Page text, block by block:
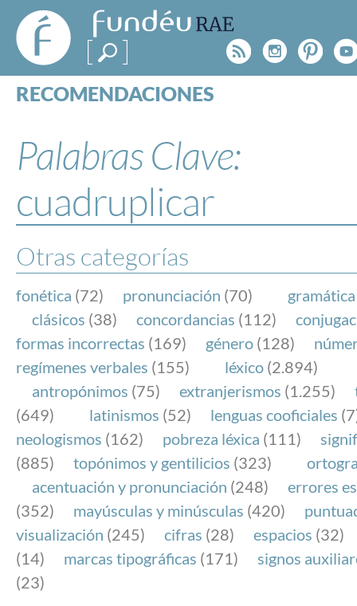
FundéuRAE
- Fundación
del Español
Urgente
Rss
RECOMENDACIONES
ESPECIALES
BLOG
NOTICIAS
FundéuRAE es una fundación patrocinada por la
y la Real Academia Española, cuyo objetivo es
el buen uso del español en los medios de
Internet.
Palabras Clave:
cuadruplicar
Otras categorías
fonética (72) pronunciación (70) gramática
clásicos (38) concordancias (112)
formas incorrectas (169) género (128)
regímenes verbales (155) léxico (2.894)
antropónimos (75) extranjerismos (1.255)
(649)
latinismos (52) lenguas cooficiales
neologismos (162) pobreza léxica (111)
(885)
topónimos y gentilicios (323)
acentuación y pronunciación (248)
errores
(352)
mayúsculas y minúsculas (420)
visualización (245) cifras (28) espacios (32)
(14)
marcas tipográficas (171)
signos
(23)